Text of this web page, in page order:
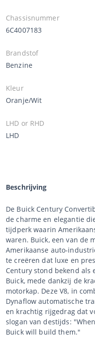
Chassisnummer
6C4007183
Brandstof
Benzine
Kleur
Oranje/Wit
LHD or RHD
LHD
Beschrijving
De Buick Century
de charme en elegantie
tijdperk waarin
waren. Buick, een van de
Amerikaanse auto-
te creëren dat luxe en
Century stond bekend als
Buick, mede dankzij de
motorkap. Deze V8, in
Dynaflow automatische
en krachtig rijgedrag dat
slogan van destijds:
Buick will build them."